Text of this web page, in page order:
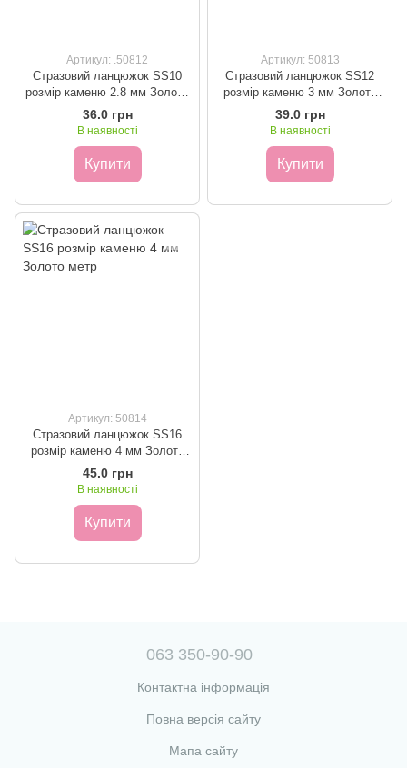
Артикул: .50812
Стразовий ланцюжок SS10
розмір каменю 2.8 мм Золото
метр
36.0 грн
В наявності
Купити
Артикул: 50813
Стразовий ланцюжок SS12
розмір каменю 3 мм Золото
метр
39.0 грн
В наявності
Купити
Артикул: 50814
Стразовий ланцюжок SS16
розмір каменю 4 мм Золото
метр
45.0 грн
В наявності
Купити
063 350-90-90
Контактна інформація
Повна версія сайту
Мапа сайту